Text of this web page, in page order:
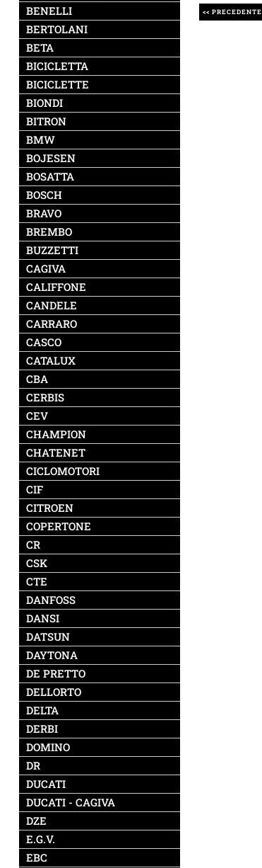
BENELLI
BERTOLANI
BETA
BICICLETTA
BICICLETTE
BIONDI
BITRON
BMW
BOJESEN
BOSATTA
BOSCH
BRAVO
BREMBO
BUZZETTI
CAGIVA
CALIFFONE
CANDELE
CARRARO
CASCO
CATALUX
CBA
CERBIS
CEV
CHAMPION
CHATENET
CICLOMOTORI
CIF
CITROEN
COPERTONE
CR
CSK
CTE
DANFOSS
DANSI
DATSUN
DAYTONA
DE PRETTO
DELLORTO
DELTA
DERBI
DOMINO
DR
DUCATI
DUCATI - CAGIVA
DZE
E.G.V.
EBC
<< PRECEDENTE